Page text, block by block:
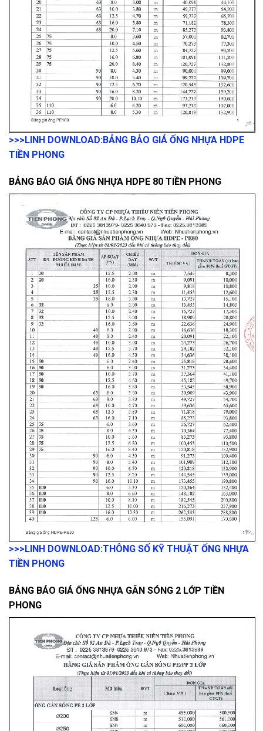
>>>LINH DOWNLOAD:BẢNG BẢO GIÁ ỐNG NHỰA HDPE
TIỀN PHONG
BẢNG BÁO GIÁ ỐNG NHỰA HDPE 80 TIỀN PHONG
>>>LINH DOWNLOAD:THÔNG SỐ KỸ THUẬT ỐNG NHỰA
TIỀN PHONG
BẢNG BÁO GIÁ ỐNG NHỰA GÂN SÓNG 2 LỚP TIỀN
PHONG